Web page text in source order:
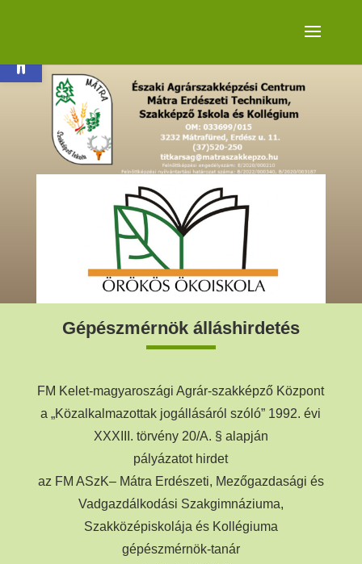
Gépészmérnök álláshirdetés
FM Kelet-magyaroszági Agrár-szakképző Központ
a „Közalkalmazottak jogállásáról szóló” 1992. évi
XXXIII. törvény 20/A. § alapján
pályázatot hirdet
az FM ASzK– Mátra Erdészeti, Mezőgazdasági és
Vadgazdálkodási Szakgimnáziuma,
Szakközépiskolája és Kollégiuma
gépészmérnök-tanár